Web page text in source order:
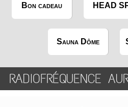
Bon cadeau HEAD
Sauna Dôme
RADIOFRÉQUENCE